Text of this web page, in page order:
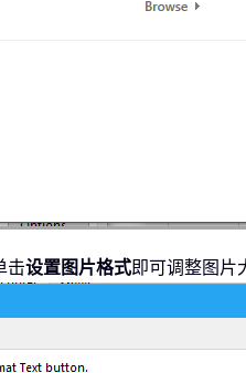
击设置图片格式即可调整图片